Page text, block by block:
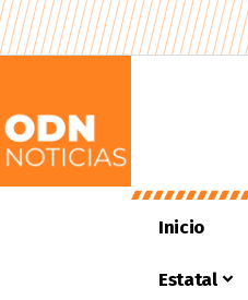
Inicio
Estatal